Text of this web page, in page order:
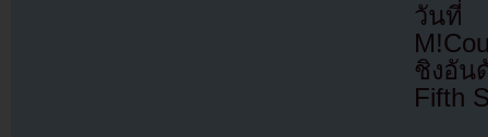
วันที่
ชิงอัน
Fifth